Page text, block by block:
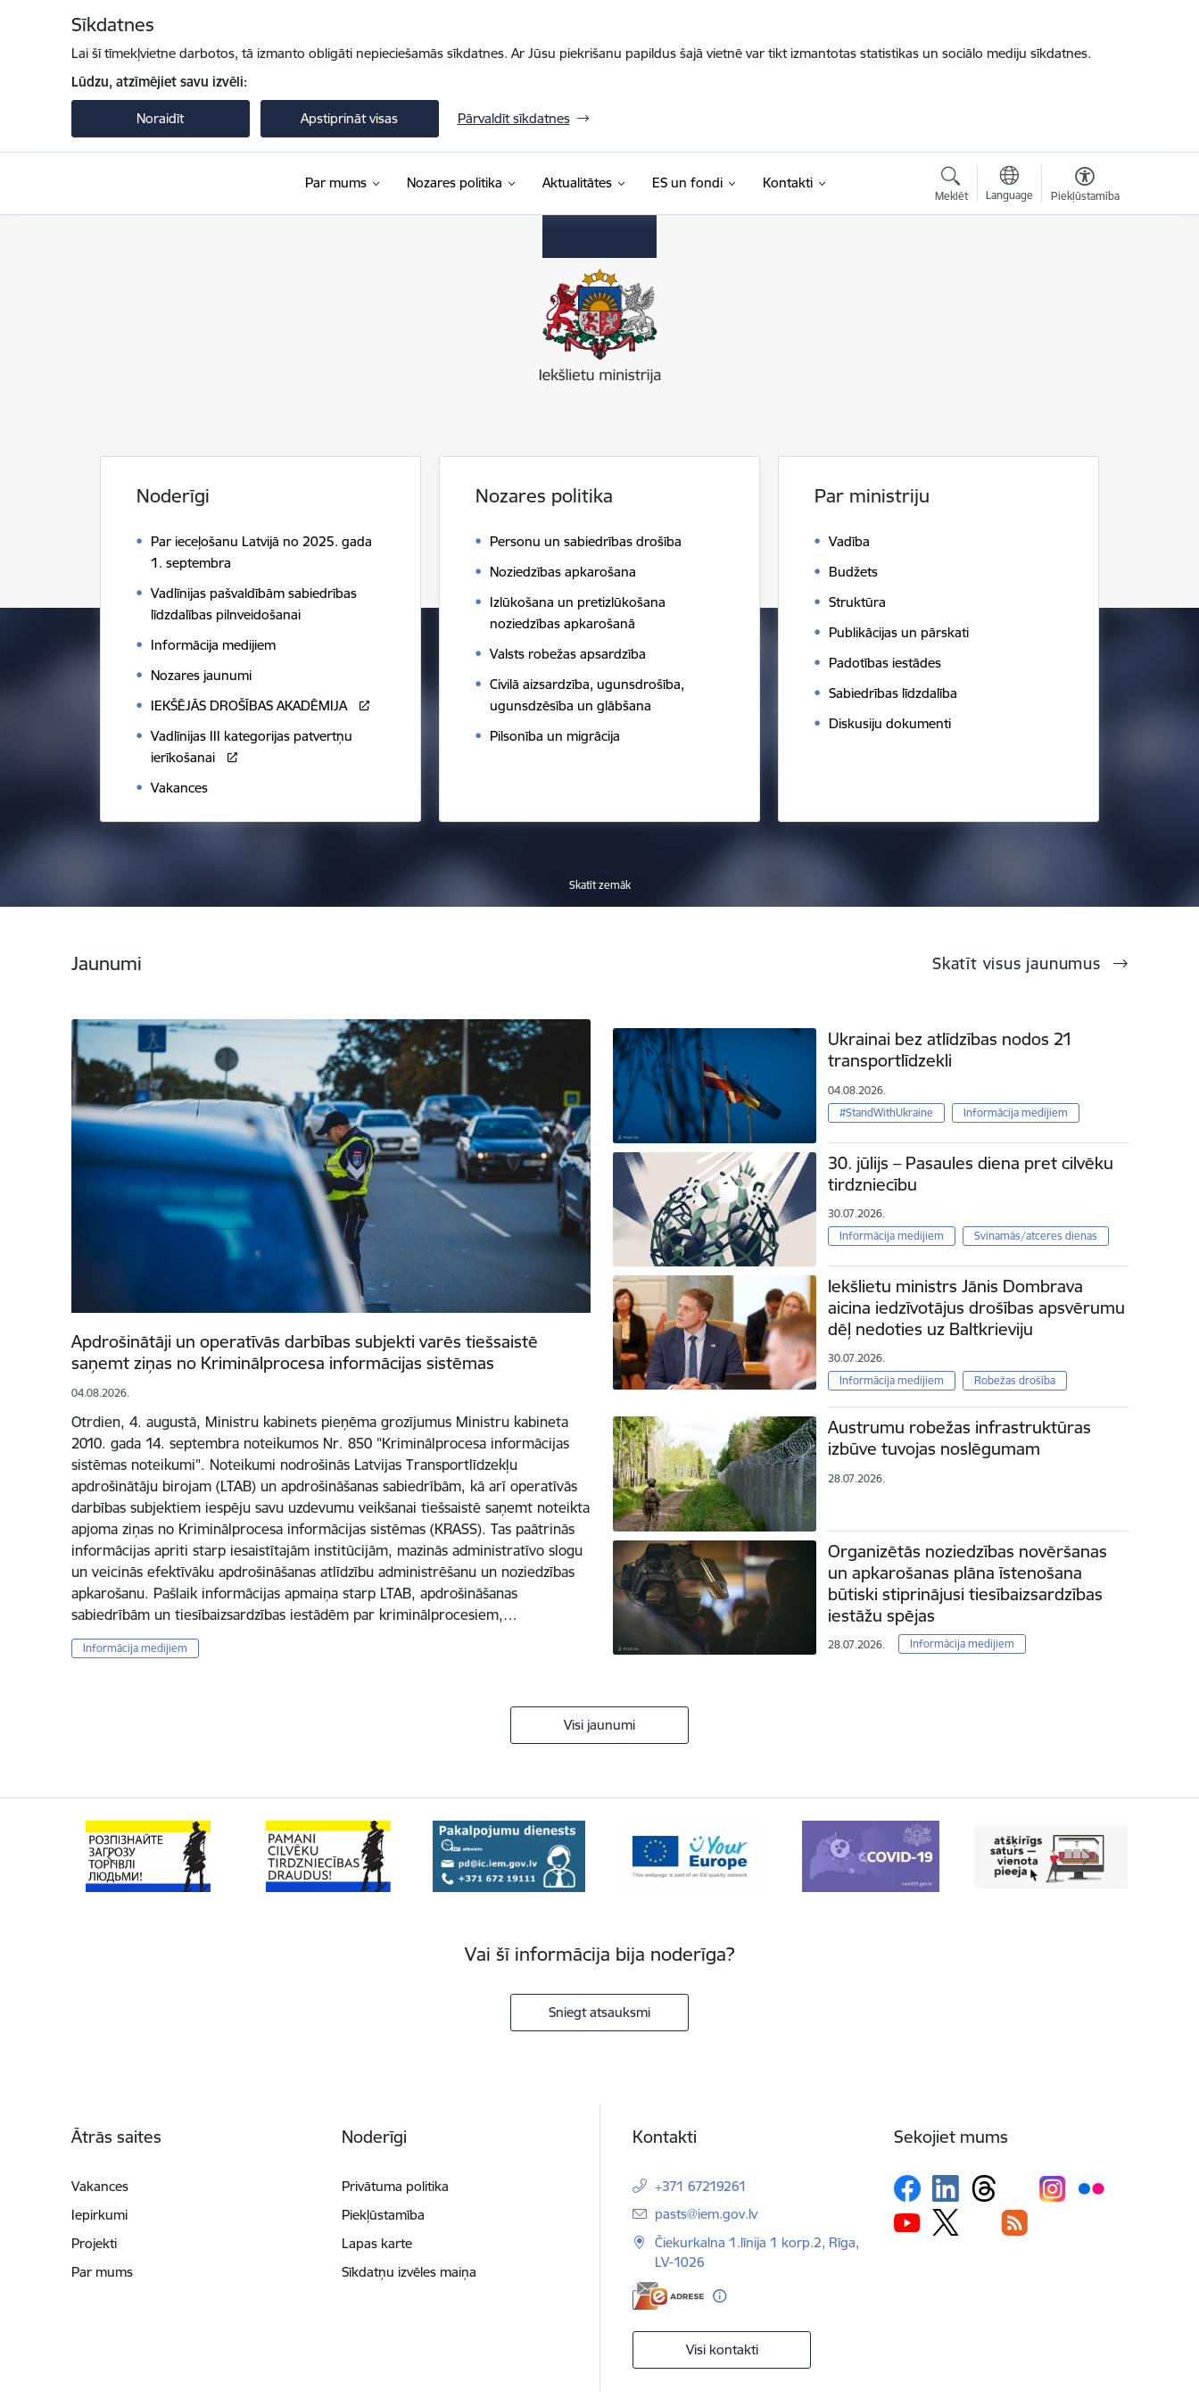
Sīkdatnes
Lai šī tīmekļvietne darbotos, tā izmanto obligāti nepieciešamās sīkdatnes. Ar Jūsu piekrišanu papildus šajā vietnē var tikt izmantotas statistikas un sociālo mediju sīkdatnes.
Lūdzu, atzīmējiet savu izvēli:
Noraidīt Apstiprināt visas Pārvaldīt sīkdatnes
Par mums Nozares politika Aktualitātes ES un fondi Kontakti
Meklēt Language Piekļūstamība
Noderīgi
Par ieceļošanu Latvijā no 2025. gada
1. septembra
Vadlīnijas pašvaldībām sabiedrības
līdzdalības pilnveidošanai
Informācija medijiem
Nozares jaunumi
IEKŠĒJĀS DROŠĪBAS AKADĒMIJA
Vadlīnijas III kategorijas patvertņu
ierīkošanai
Vakances
Nozares politika
Personu un sabiedrības drošība
Noziedzības apkarošana
Izlūkošana un pretizlūkošana
noziedzības apkarošanā
Valsts robežas apsardzība
Civilā aizsardzība, ugunsdrošība,
ugunsdzēsība un glābšana
Pilsonība un migrācija
Par ministriju
Vadība
Budžets
Struktūra
Publikācijas un pārskati
Padotības iestādes
Sabiedrības līdzdalība
Diskusiju dokumenti
Skatīt zemāk
Jaunumi Skatīt visus jaunumus
Apdrošinātāji un operatīvās darbības subjekti varēs tiešsaistē
saņemt ziņas no Kriminālprocesa informācijas sistēmas
04.08.2026.
Otrdien, 4. augustā, Ministru kabinets pieņēma grozījumus Ministru kabineta
2010. gada 14. septembra noteikumos Nr. 850 "Kriminālprocesa informācijas
sistēmas noteikumi". Noteikumi nodrošinās Latvijas Transportlīdzekļu
apdrošinātāju birojam (LTAB) un apdrošināšanas sabiedrībām, kā arī operatīvās
darbības subjektiem iespēju savu uzdevumu veikšanai tiešsaistē saņemt noteikta
apjoma ziņas no Kriminālprocesa informācijas sistēmas (KRASS). Tas paātrinās
informācijas apriti starp iesaistītajām institūcijām, mazinās administratīvo slogu
un veicinās efektīvāku apdrošināšanas atlīdzību administrēšanu un noziedzības
apkarošanu. Pašlaik informācijas apmaiņa starp LTAB, apdrošināšanas
sabiedrībām un tiesībaizsardzības iestādēm par kriminālprocesiem,…
Informācija medijiem
Ukrainai bez atlīdzības nodos 21
transportlīdzekli
04.08.2026.
#StandWithUkraine
Informācija medijiem
30. jūlijs – Pasaules diena pret cilvēku
tirdzniecību
30.07.2026.
Informācija medijiem
Svinamās/atceres dienas
Iekšlietu ministrs Jānis Dombrava
aicina iedzīvotājus drošības apsvērumu
dēļ nedoties uz Baltkrieviju
30.07.2026.
Informācija medijiem
Robežas drošība
Austrumu robežas infrastruktūras
izbūve tuvojas noslēgumam
28.07.2026.
Organizētās noziedzības novēršanas
un apkarošanas plāna īstenošana
būtiski stiprinājusi tiesībaizsardzības
iestāžu spējas
28.07.2026. Informācija medijiem
Visi jaunumi
Vai šī informācija bija noderīga?
Sniegt atsauksmi
Ātrās saites
Vakances
Iepirkumi
Projekti
Par mums
Noderīgi
Privātuma politika
Piekļūstamība
Lapas karte
Sīkdatņu izvēles maiņa
Kontakti
+371 67219261
E-pasts:
pasts@iem.gov.lv
Čiekurkalna 1.līnija 1 korp.2, Rīga,
LV-1026
Visi kontakti
Sekojiet mums